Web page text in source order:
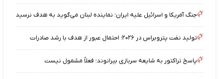
جنگ آمریکا و اسرائیل علیه ایران؛ نماینده لبنان می‌گوید به هدف نرسید
تولید نفت پتروبراس در ۲۰۲۶؛ احتمال عبور از هدف با رشد صادرات
پاسخ تراکتور به شایعه سربازی بیرانوند؛ فعلاً مشمول نیست